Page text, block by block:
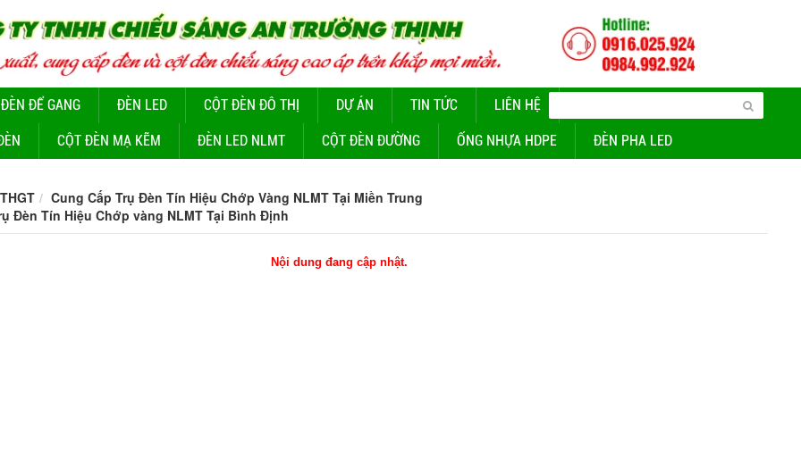
ĐỂ GANG ĐÈN LED CỘT ĐÈN ĐÔ THỊ DỰ ÁN TIN TỨC LIÊN HỆ
CỘT ĐÈN MẠ KẼM ĐÈN LED NLMT CỘT ĐÈN ĐƯỜNG ỐNG NHỰA HDPE ĐÈN PHA LED
Cung Cấp Trụ Đèn Tín Hiệu Chớp Vàng NLMT Tại Miền Trung
Đèn Tín Hiệu Chớp vàng NLMT Tại Bình Định
Nội dung đang cập nhật.